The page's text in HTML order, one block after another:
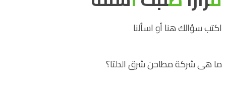
اكتب سؤالك هنا أو اسألنا
ما هى شركة مطاحن شرق الدلتا؟